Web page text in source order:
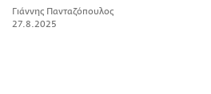
Γιάννης Πανταζόπουλος
27.8.2025